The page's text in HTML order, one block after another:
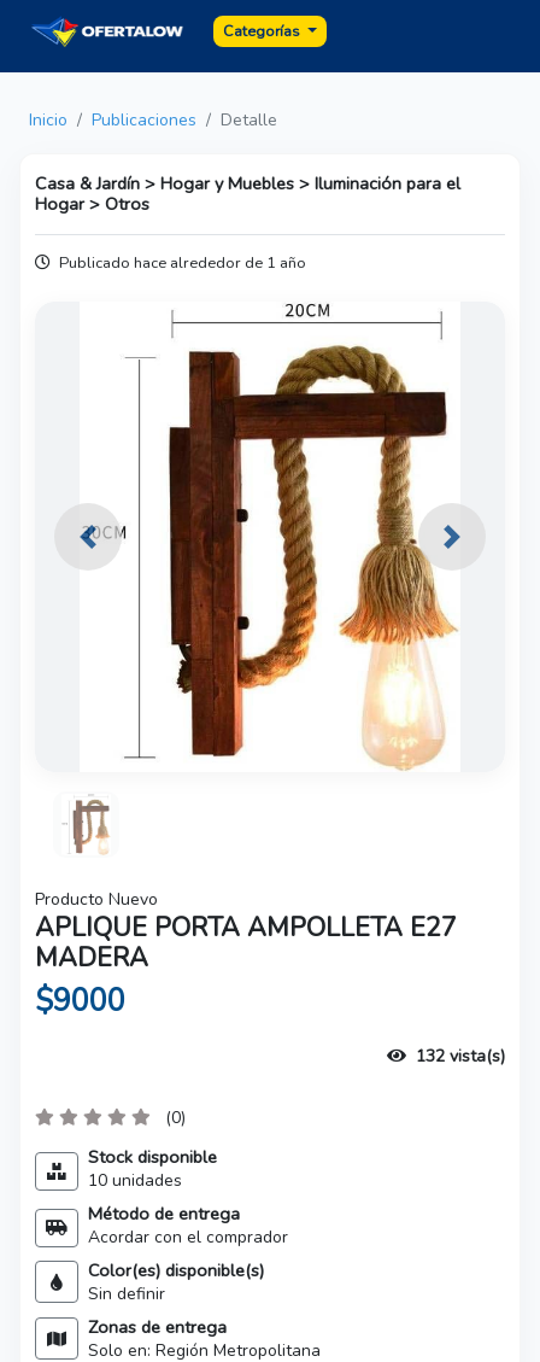
Categorías
Inicio Publicaciones Detalle
Casa & Jardín > Hogar y Muebles > Iluminación para el
Hogar > Otros
Publicado hace alrededor de 1 año
Previous Next
Producto Nuevo
APLIQUE PORTA AMPOLLETA E27
MADERA
$9000
132 vista(s)
(0)
Stock disponible
10 unidades
Método de entrega
Acordar con el comprador
Color(es) disponible(s)
Sin definir
Zonas de entrega
Solo en: Región Metropolitana